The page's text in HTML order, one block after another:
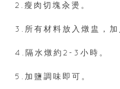
2.瘦肉切塊汆燙。
3.所有材料放入燉盅，加
4.隔水燉約2-3小時。
5.加鹽調味即可。